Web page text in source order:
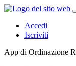
Accedi
Iscriviti
App di Ordinazione